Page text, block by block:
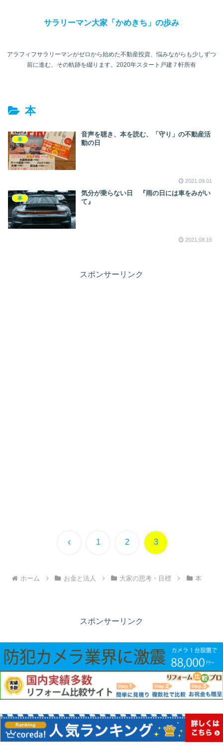
サラリーマン大家「かめきち」の歩み
アラフィフサラリーマンがゼロから始めた不動産投資、悩みながらも少しずつ
前に進む、その軌跡を綴ります。2020年スタート戸建７軒所有
本
本
音声を聴き、本を読む、「守り」の不動産活
動の日
2021.09.01
本
気分が乗らない日 『雨の日には車をみがい
て』
2021.08.16
スポンサーリンク
前 1 2 3
ホーム お金と法人 大家の思考・目標 本
スポンサーリンク